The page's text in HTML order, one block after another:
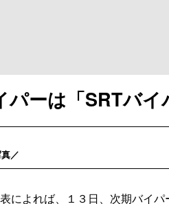
パーは「SRTバイ
／
によれば、１３日、次期バイ